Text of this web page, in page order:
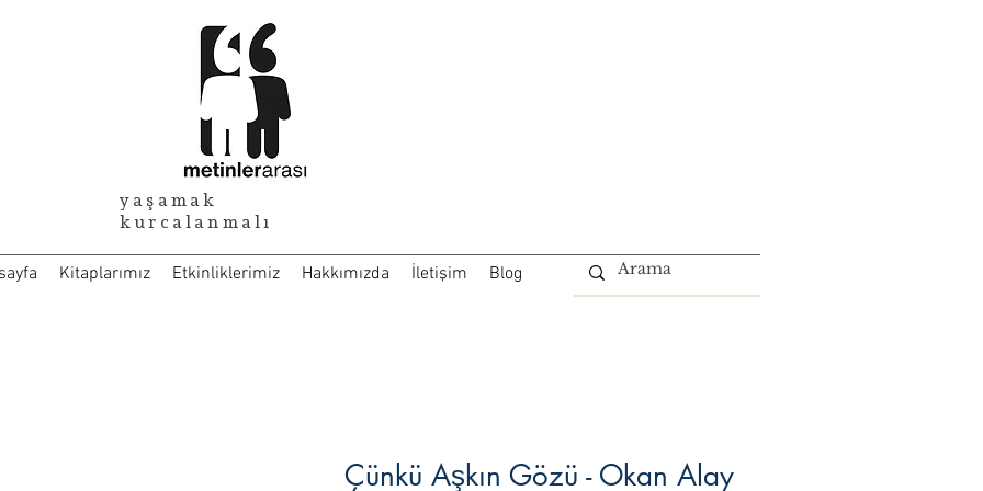
yaşamak
kurcalanmalı
Kitaplarımız Etkinliklerimiz Hakkımızda İletişim Blog
Çünkü Aşkın Gözü - Okan Alay